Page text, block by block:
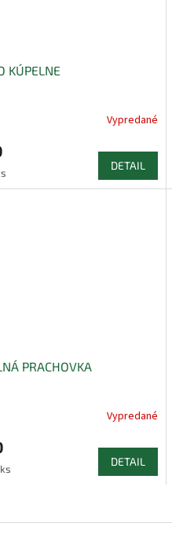
KÚPELNE
Vypredané
DETAIL
PRACHOVKA
Vypredané
DETAIL